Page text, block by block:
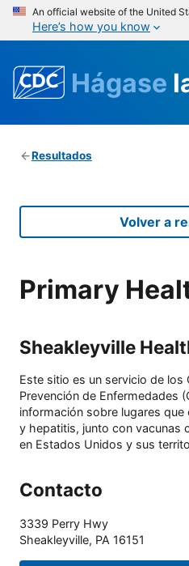
An official website of the United
Here’s how you know
Hágase
Resultados
Volver a
Primary
Sheakleyville
Este sitio es un servicio de los
Prevención de Enfermedades
información sobre lugares
y hepatitis, junto con vacunas
en Estados Unidos y sus
Contacto
3339 Perry Hwy
Sheakleyville, PA 16151